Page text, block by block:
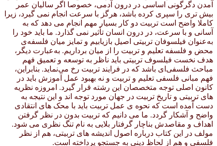
آمدن دگرگونی اساسی در درون آدمی، خصوصا اگر سالیان عمر
بیش تری را سپری کرده باشد، هرگز با سرعت انجام نمی گیرد، زیرا
کاملا واضح است تربیت دو کار بسیار مهم انجام می دهد که به
آسانی و با سرعت، در درون انسان تأثیر نمی گذارد. ما باید خود را
به‌عنوان فیلسوفان تربیتی اصیل بازیابیم و تمایز میان فلسفه‌ی
محض و فلسفه تعلیم و تربیت را از میان برداریم. به‌عبارت دیگر،
هدف نخست فیلسوف تربیتی باید ناظر به توسعه و تعمیق فهم
مباحث فلسفی‌ای باشد که در فرایند تربیت رخ می‌نماید. بنابراین،
فهم مبانی فلسفی تعلیم و تربیت و نه بهبود عمل آموزش باید در
کانون اصلی توجه متخصصان این رشته قرار گیرد. امروزه نظریه
های تربیتی و تاریخ تربیت در جهان مورد توجه اند و این نتیجه به
دست آمده است که نحوه ی عمل تربیت باید با محک های انتقادی
واضح و آشکار گردد. ما می دانیم که تربیت بدون در نظر گرفتن
اهداف و مقاصدش بناچار گرفتار بلایی به نام تنگ نظری می شود.
مولف در این کتاب درباره اصول اندیشه های تربیتی، هم از نظر
فلسفی و هم از لحاظ دینی به جستجو پرداخته است.